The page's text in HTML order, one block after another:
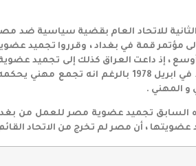
الثانية للاتحاد العام بقضية
مؤتمر قمة في بغداد ، وقرروا تجميد
، إذ داعت العراق كذلك إلى تجميد
من مصر ، وبالفعل تم نقل مقر اتحاد المحاسبين و المراجعين
و المهني .
قراره السابق تجميد عضوية مصر للعمل
عضويتها ، أن مصر لم تخرج من الاتحاد